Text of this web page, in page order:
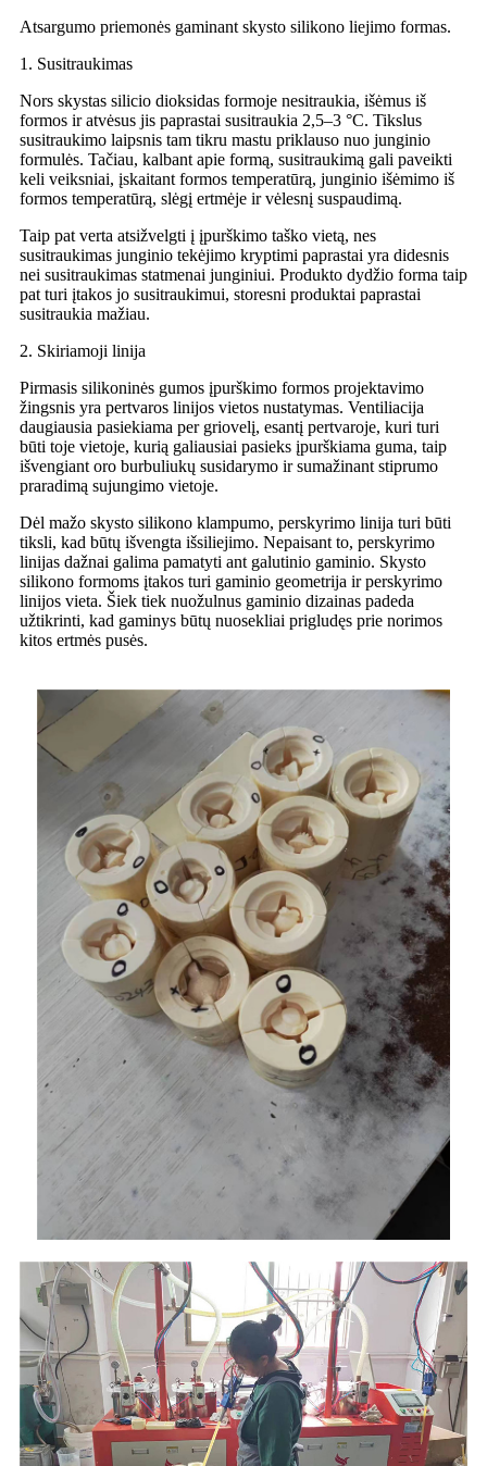
Atsargumo priemonės gaminant skysto silikono liejimo formas.
1. Susitraukimas
Nors skystas silicio dioksidas formoje nesitraukia, išėmus iš
formos ir atvėsus jis paprastai susitraukia 2,5–3 °C. Tikslus
susitraukimo laipsnis tam tikru mastu priklauso nuo junginio
formulės. Tačiau, kalbant apie formą, susitraukimą gali paveikti
keli veiksniai, įskaitant formos temperatūrą, junginio išėmimo iš
formos temperatūrą, slėgį ertmėje ir vėlesnį suspaudimą.
Taip pat verta atsižvelgti į įpurškimo taško vietą, nes
susitraukimas junginio tekėjimo kryptimi paprastai yra didesnis
nei susitraukimas statmenai junginiui. Produkto dydžio forma taip
pat turi įtakos jo susitraukimui, storesni produktai paprastai
susitraukia mažiau.
2. Skiriamoji linija
Pirmasis silikoninės gumos įpurškimo formos projektavimo
žingsnis yra pertvaros linijos vietos nustatymas. Ventiliacija
daugiausia pasiekiama per griovelį, esantį pertvaroje, kuri turi
būti toje vietoje, kurią galiausiai pasieks įpurškiama guma, taip
išvengiant oro burbuliukų susidarymo ir sumažinant stiprumo
praradimą sujungimo vietoje.
Dėl mažo skysto silikono klampumo, perskyrimo linija turi būti
tiksli, kad būtų išvengta išsiliejimo. Nepaisant to, perskyrimo
linijas dažnai galima pamatyti ant galutinio gaminio. Skysto
silikono formoms įtakos turi gaminio geometrija ir perskyrimo
linijos vieta. Šiek tiek nuožulnus gaminio dizainas padeda
užtikrinti, kad gaminys būtų nuosekliai prigludęs prie norimos
kitos ertmės pusės.